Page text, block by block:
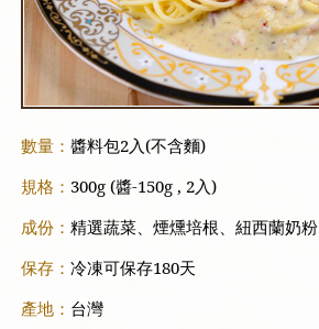
數量：醬料包2入(不含麵)
規格： 300g (醬-150g , 2入)
成份：精選蔬菜、煙燻培根、紐西蘭奶粉
保存：冷凍可保存180天
產地： 台灣